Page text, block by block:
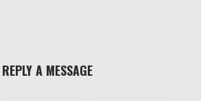
REPLY A MESSAGE